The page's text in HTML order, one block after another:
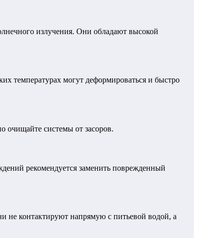
излучения. Они обладают высокой
температурах могут деформироваться и быстро
очищайте системы от засоров.
рекомендуется заменить поврежденный
не контактируют напрямую с питьевой водой, а